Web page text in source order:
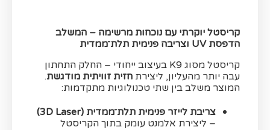
קריסטל יוקרתי עם נוכחות מרשימה – המשלב
הדפסת UV וצריבה פנימית תלת־ממדית
קריסטל מסוג K9 בעיצוב ייחודי – החלק התחתון
עבה יותר מהעליון, ליצירת חזית זוויתית מודגשת.
המוצר משלב בין שתי טכנולוגיות מתקדמות:
צריבת לייזר פנימית תלת־ממדית (3D Laser)
– ליצירת אלמנט עומק בתוך הקריסטל